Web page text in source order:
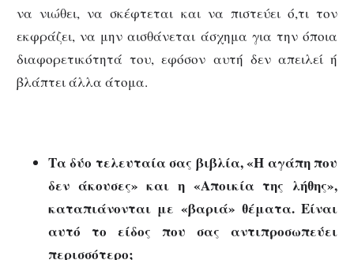
να νιώθει, να σκέφτεται και να πιστεύει ό,τι τον
εκφράζει, να μην αισθάνεται άσχημα για την όποια
διαφορετικότητά του, εφόσον αυτή δεν απειλεί ή
βλάπτει άλλα άτομα.
Τα δύο τελευταία σας βιβλία, «Η αγάπη που
δεν άκουσες» και η «Αποικία της λήθης»,
καταπιάνονται με «βαριά» θέματα. Είναι
αυτό το είδος που σας αντιπροσωπεύει
περισσότερο;